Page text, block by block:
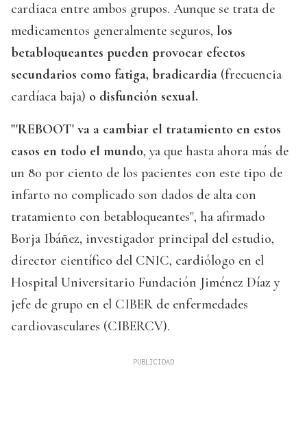
cardiaca entre ambos grupos. Aunque se trata de
medicamentos generalmente seguros, los
betabloqueantes pueden provocar efectos
secundarios como fatiga, bradicardia (frecuencia
cardíaca baja) o disfunción sexual.
"'REBOOT' va a cambiar el tratamiento en estos
casos en todo el mundo, ya que hasta ahora más de
un 80 por ciento de los pacientes con este tipo de
infarto no complicado son dados de alta con
tratamiento con betabloqueantes", ha afirmado
Borja Ibáñez, investigador principal del estudio,
director científico del CNIC, cardiólogo en el
Hospital Universitario Fundación Jiménez Díaz y
jefe de grupo en el CIBER de enfermedades
cardiovasculares (CIBERCV).